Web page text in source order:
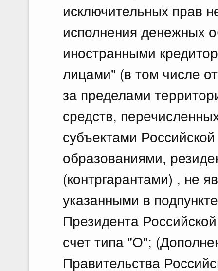
исключительных прав
исполнения денежных
иностранными
лицами" (в том числе
за пределами
средств,
субъектами
образованиями,
(контргарантами) , не
указанными в
Президента
счет типа "О";
Правительства